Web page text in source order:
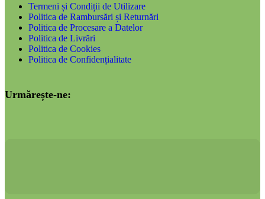
Termeni și Condiții de Utilizare
Politica de Rambursări și Returnări
Politica de Procesare a Datelor
Politica de Livrări
Politica de Cookies
Politica de Confidențialitate
Urmărește-ne: